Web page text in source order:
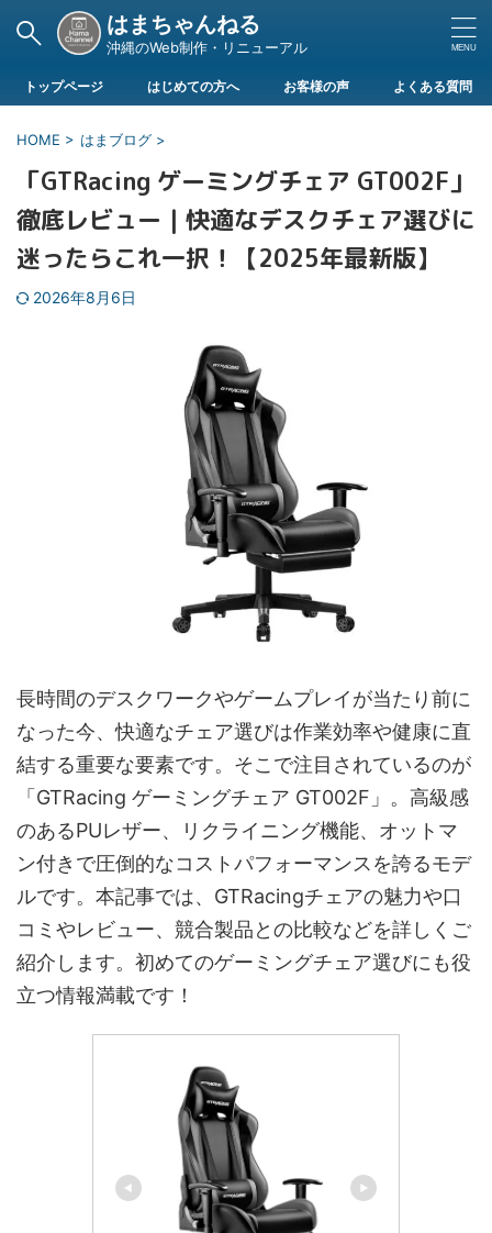
はまちゃんねる
沖縄のWeb制作・リニューアル
トップページ はじめての方へ お客様の声 よくある質問
HOME > はまブログ >
「GTRacing ゲーミングチェア GT002F」
徹底レビュー｜快適なデスクチェア選びに
迷ったらこれ一択！【2025年最新版】
2026年8月6日
長時間のデスクワークやゲームプレイが当たり前に
なった今、快適なチェア選びは作業効率や健康に直
結する重要な要素です。そこで注目されているのが
「GTRacing ゲーミングチェア GT002F」。高級感
のあるPUレザー、リクライニング機能、オットマ
ン付きで圧倒的なコストパフォーマンスを誇るモデ
ルです。本記事では、GTRacingチェアの魅力や口
コミやレビュー、競合製品との比較などを詳しくご
紹介します。初めてのゲーミングチェア選びにも役
立つ情報満載です！